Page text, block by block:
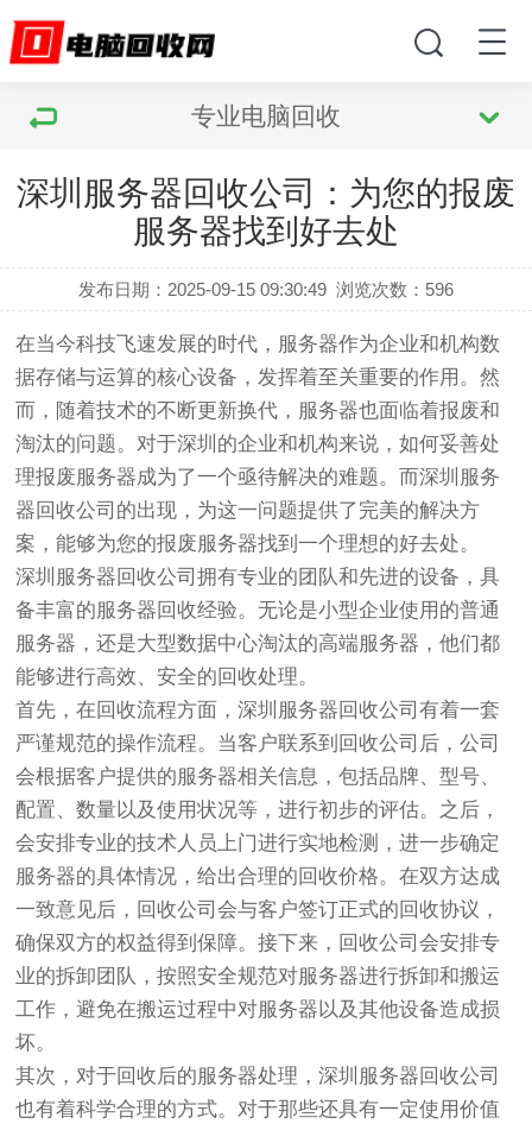
专业电脑回收
深圳服务器回收公司：为您的报废
服务器找到好去处
发布日期：2025-09-15 09:30:49 浏览次数： 596
在当今科技飞速发展的时代，服务器作为企业和机构数
据存储与运算的核心设备，发挥着至关重要的作用。然
而，随着技术的不断更新换代，服务器也面临着报废和
淘汰的问题。对于深圳的企业和机构来说，如何妥善处
理报废服务器成为了一个亟待解决的难题。而深圳服务
器回收公司的出现，为这一问题提供了完美的解决方
案，能够为您的报废服务器找到一个理想的好去处。
深圳服务器回收公司拥有专业的团队和先进的设备，具
备丰富的服务器回收经验。无论是小型企业使用的普通
服务器，还是大型数据中心淘汰的高端服务器，他们都
能够进行高效、安全的回收处理。
首先，在回收流程方面，深圳服务器回收公司有着一套
严谨规范的操作流程。当客户联系到回收公司后，公司
会根据客户提供的服务器相关信息，包括品牌、型号、
配置、数量以及使用状况等，进行初步的评估。之后，
会安排专业的技术人员上门进行实地检测，进一步确定
服务器的具体情况，给出合理的回收价格。在双方达成
一致意见后，回收公司会与客户签订正式的回收协议，
确保双方的权益得到保障。接下来，回收公司会安排专
业的拆卸团队，按照安全规范对服务器进行拆卸和搬运
工作，避免在搬运过程中对服务器以及其他设备造成损
坏。
其次，对于回收后的服务器处理，深圳服务器回收公司
也有着科学合理的方式。对于那些还具有一定使用价值